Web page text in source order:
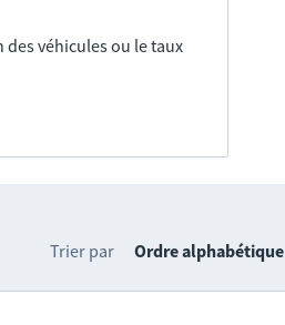
véhicules ou le taux
Trier par Ordre alphabétique